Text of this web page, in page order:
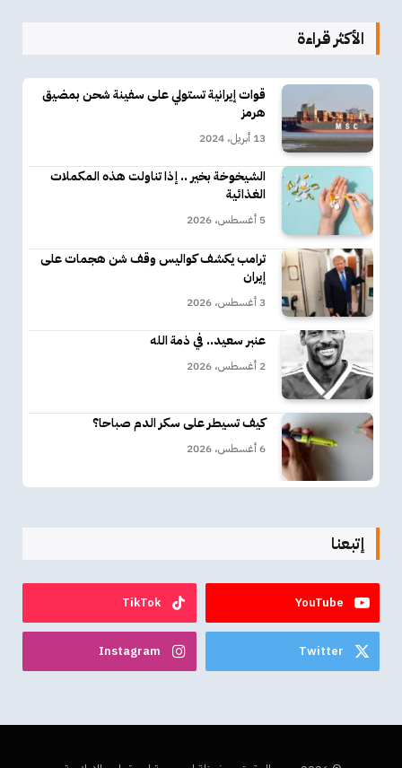
الأكثر قراءة
قوات إيرانية تستولي على سفينة شحن بمضيق
هرمز
13 أبريل، 2024
الشيخوخة بخير .. إذا تناولت هذه المكملات
الغذائية
5 أغسطس، 2026
ترامب يكشف كواليس وقف شن هجمات على
إيران
3 أغسطس، 2026
عنبر سعيد.. في ذمة الله
2 أغسطس، 2026
كيف تسيطر على سكر الدم صباحا؟
6 أغسطس، 2026
إتبعنا
YouTube
TikTok
Twitter
Instagram